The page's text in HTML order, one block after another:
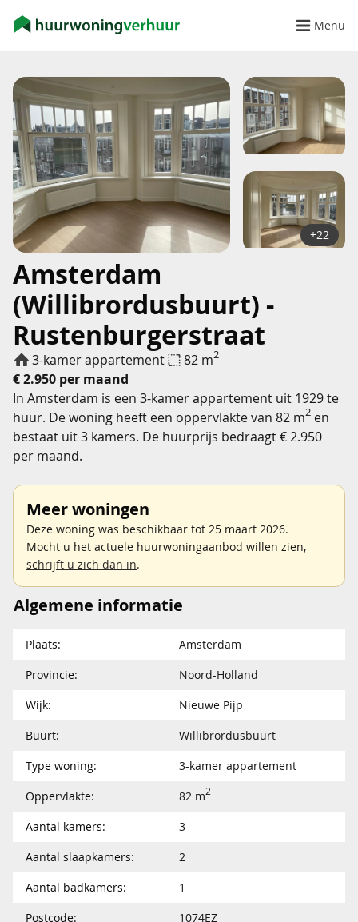
Menu
Amsterdam
(Willibrordusbuurt) -
Rustenburgerstraat
3-kamer appartement 82 m2
€ 2.950 per maand
+22
In Amsterdam is een 3-kamer appartement uit 1929 te
huur. De woning heeft een oppervlakte van 82 m2 en
bestaat uit 3 kamers. De huurprijs bedraagt € 2.950
per maand.
Meer woningen
Deze woning was beschikbaar tot 25 maart 2026.
Mocht u het actuele huurwoningaanbod willen zien,
schrijft u zich dan in.
Algemene informatie
Plaats:
Amsterdam
Provincie:
Noord-Holland
Wijk:
Nieuwe Pijp
Buurt:
Willibrordusbuurt
Type woning:
3-kamer appartement
Oppervlakte:
82 m2
Aantal kamers:
3
Aantal slaapkamers:
2
Aantal badkamers:
1
Postcode:
1074EZ